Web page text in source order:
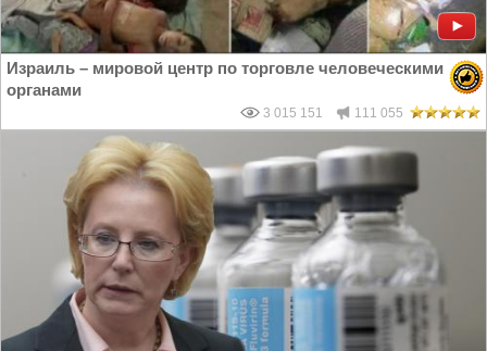
Израиль – мировой центр по торговле человеческими
органами
3 015 151 111 055